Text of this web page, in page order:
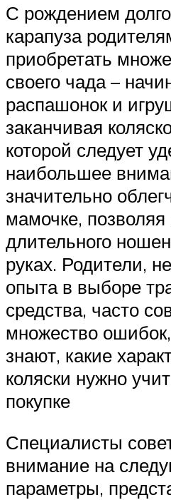
С рождением
карапуза
приобретать
своего чада –
распашонок и
заканчивая
которой следует
наибольшее
значительно
мамочке, позволяя
длительного
руках. Родители,
опыта в выборе
средства, часто
множество ошибок,
знают, какие
коляски нужно
покупке
Специалисты
внимание на
параметры,